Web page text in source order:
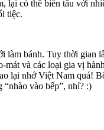
lại có thể biến tấu với
tiệc.
bánh. Tuy thời
và các loại gia vị
lại nhớ Việt Nam quá!
vào bếp”, nhỉ? :)